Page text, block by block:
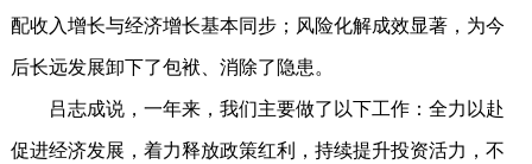
配收入增长与经济增长基本同步；风险化解成效显著，为今
后长远发展卸下了包袱、消除了隐患。
吕志成说，一年来，我们主要做了以下工作：全力以赴
促进经济发展，着力释放政策红利，持续提升投资活力，不